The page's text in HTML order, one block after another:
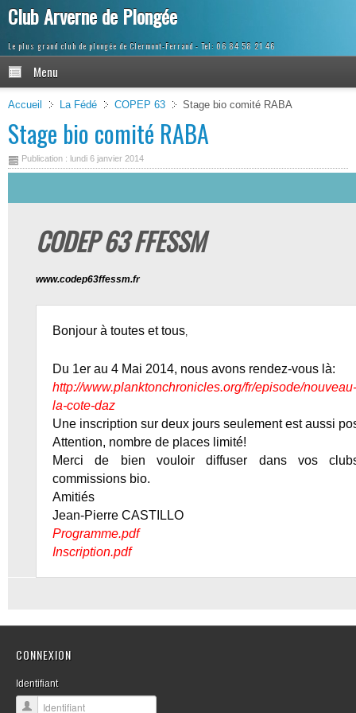
Club Arverne de Plongée
Le plus grand club de plongée de Clermont-Ferrand
Menu
Accueil La Fédé COPEP 63 Stage bio comité RABA
Stage bio comité RABA
Publication : lundi 6 janvier 2014
CODEP 63 FFESSM
www.codep63ffessm.fr
Bonjour à toutes et tous,
Du 1er au 4 Mai 2014, nous avons rendez-vous là:
http://www.planktonchronicles.org/fr/episode/
la-cote-daz
Une inscription sur deux jours seulement est aussi
Attention, nombre de places limité!
Merci de bien vouloir diffuser dans vos
commissions bio.
Amitiés
Jean-Pierre CASTILLO
Programme.pdf
Inscription.pdf
CONNEXION
Identifiant